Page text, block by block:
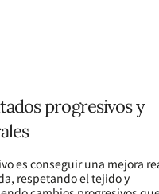
progresivos y
es conseguir una mejora
respetando el tejido y